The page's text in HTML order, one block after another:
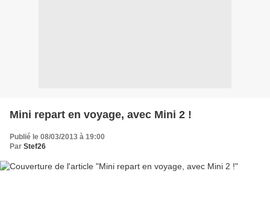
Mini repart en voyage, avec Mini 2 !
Publié le 08/03/2013 à 19:00
Par Stef26